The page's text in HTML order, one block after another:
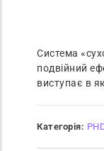
Система
подвійний
виступає в
Категорія: